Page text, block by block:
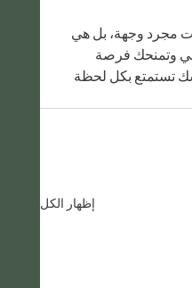
مجرد وجهة، بل هي
وتمنحك فرصة
تستمتع بكل لحظة
إظهار الكل